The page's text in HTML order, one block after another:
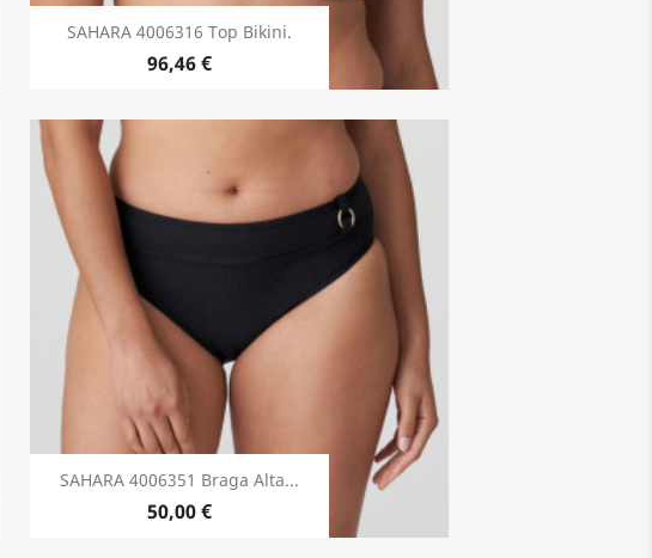
SAHARA 4006316 Top Bikini.
96,46 €
SAHARA 4006351 Braga Alta...
50,00 €